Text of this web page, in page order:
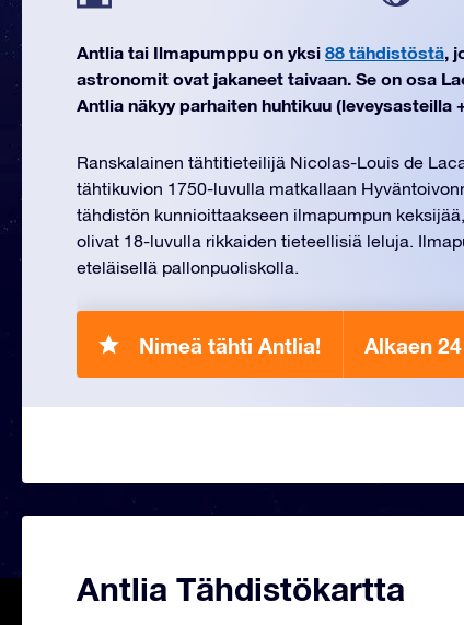
Antlia tai Ilmapumppu on yksi 88 tähdistöstä,
astronomit ovat jakaneet taivaan. Se on osa
Antlia näkyy parhaiten huhtikuu (leveysasteilla
Ranskalainen tähtitieteilijä Nicolas-Louis de
tähtikuvion 1750-luvulla matkallaan
tähdistön kunnioittaakseen ilmapumpun
olivat 18-luvulla rikkaiden tieteellisiä leluja.
eteläisellä pallonpuoliskolla.
Nimeä tähti Antlia! Alkaen
Antlia Tähdistökartta